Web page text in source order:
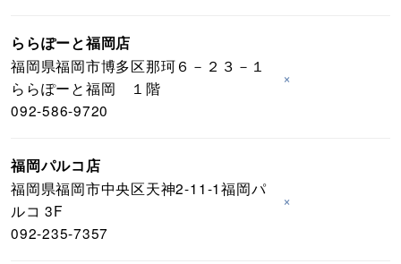
ららぽーと福岡店
福岡県福岡市博多区那珂６－２３－１
ららぽーと福岡 １階
092-586-9720
×
福岡パルコ店
福岡県福岡市中央区天神2-11-1福岡パ
ルコ 3F
092-235-7357
×